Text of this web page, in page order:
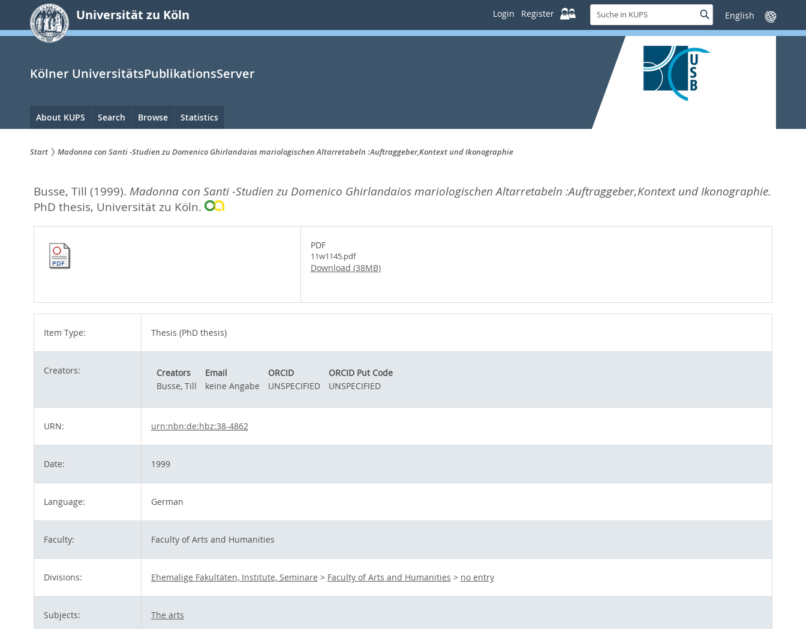
springen
Universität zu Köln Login Register
Suche
in
KUPS
SucheSprache
wechseln
Kölner UniversitätsPublikationsServer
Hauptnavigation
About KUPS Search Browse Statistics
sind
hier:
Start Madonna con Santi -Studien zu Domenico Ghirlandaios mariologischen Altarretabeln :Auftraggeber,Kontext und Ikonographie
Busse, Till (1999). Madonna con Santi -Studien zu Domenico Ghirlandaios mariologischen Altarretabeln :Auftraggeber,Kontext und Ikonographie.
PhD thesis, Universität zu Köln.
PDF
11w1145.pdf
Download (38MB)
Item Type: Thesis (PhD thesis)
Creators: Creators Email ORCID
ORCID Put Code
Busse, Till
keine Angabe UNSPECIFIED UNSPECIFIED
URN: urn:nbn:de:hbz:38-4862
Date: 1999
Language: German
Faculty: Faculty of Arts and Humanities
Divisions: Ehemalige Fakultäten, Institute, Seminare > Faculty of Arts and Humanities > no entry
Subjects: The arts